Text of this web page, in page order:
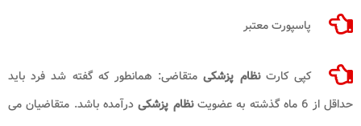
پاسپورت معتبر
کپی کارتنظام پزشکیمتقاضی: همانطور که گفته شد فرد باید
حداقل از 6 ماه گذشته به عضویت
نظام پزشکی درآمده باشد. متقاضیان می